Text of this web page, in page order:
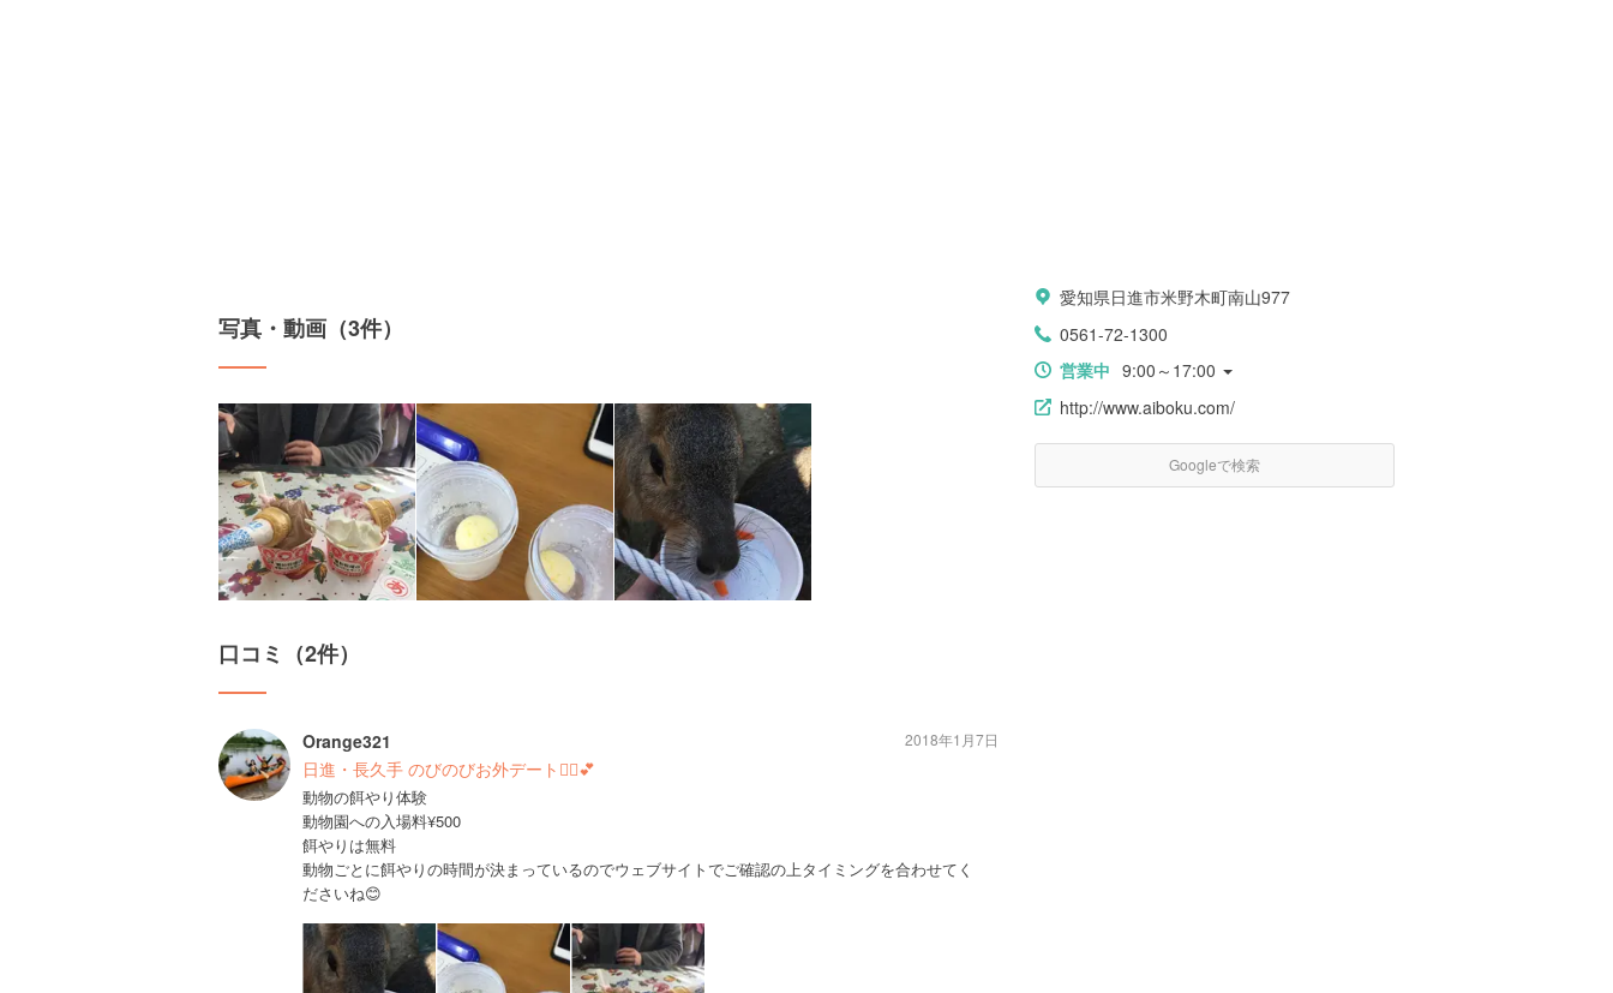
写真・動画（3件）
口コミ（2件）
Orange321
日進・長久手 のびのびお外デート🚴‍♀️💕
動物の餌やり体験
動物園への入場料¥500
餌やりは無料
動物ごとに餌やりの時間が決まっているのでウェブサイトでご確認の上タイミングを合わせてく
ださいね😊
2018年1月7日
愛知県日進市米野木町南山977
0561-72-1300
営業中 9:00～17:00
http://www.aiboku.com/
Googleで検索